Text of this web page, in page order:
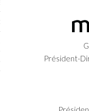
Président-